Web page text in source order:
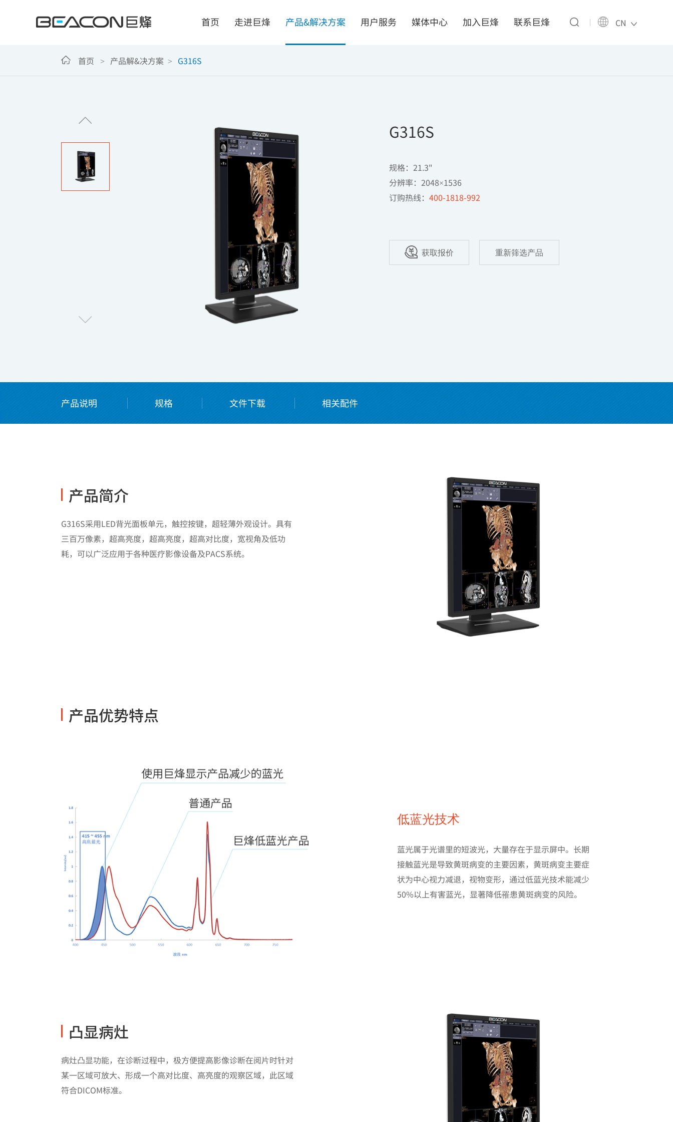
首页 走进巨烽 产品&解决方案
智能显示解决方案
诊断医用显示器
手术医用显示器
临床医用显示器
人机界面
自主掌握核心技术
确保质量安全可靠
满足个性需求定制
嵌入式一体工控机
解决方案
一体化智能阅片会诊中心
数字化手术室解决方案
智慧病理中心
用户服务 媒体中心 加入巨烽 联系巨烽 CN
首页 > 产品解&决方案 > G316S
G316S
规格：21.3"
分辨率：2048×1536
订购热线： 400-1818-992
获取报价 重新筛选产品
产品说明 规格 文件下载 相关配件
产品简介
G316S采用LED背光面板单元，触控按键，超轻薄外观设计。具有
三百万像素，超高亮度，超高亮度，超高对比度，宽视角及低功
耗，可以广泛应用于各种医疗影像设备及PACS系统。
产品优势特点
低蓝光技术
蓝光属于光谱里的短波光，大量存在于显示屏中。长期
接触蓝光是导致黄斑病变的主要因素，黄斑病变主要症
状为中心视力减退，视物变形，通过低蓝光技术能减少
50%以上有害蓝光，显著降低罹患黄斑病变的风险。
凸显病灶
病灶凸显功能，在诊断过程中，极方便提高影像诊断在阅片时针对
某一区域可放大、形成一个高对比度、高亮度的观察区域，此区域
符合DICOM标准。